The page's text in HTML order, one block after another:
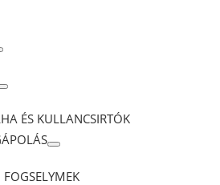
ÉS KULLANCSIRTÓK
FOGSELYMEK